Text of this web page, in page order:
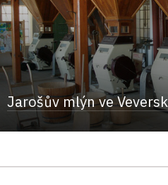
Jarošův mlýn ve